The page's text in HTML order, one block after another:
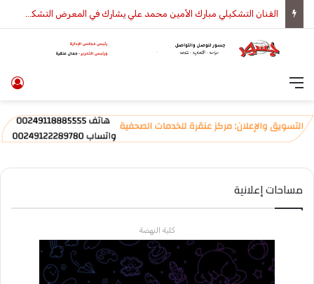
الفنان التشكيلي مبارك الأمين محمد علي يشارك في المعرض التشكيلي الأول
القائمة
مساحات إعلانية
كلية النهضة